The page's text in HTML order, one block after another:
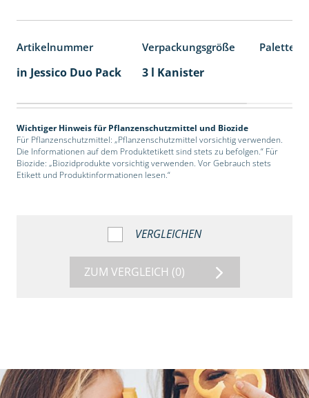
Artikelnummer Verpackungsgröße
in Jessico Duo Pack 3 l Kanister
Wichtiger Hinweis für Pflanzenschutzmittel und Biozide
Für Pflanzenschutzmittel: „Pflanzenschutzmittel vorsichtig verwenden.
Die Informationen auf dem Produktetikett sind stets zu befolgen.“ Für
Biozide: „Biozidprodukte vorsichtig verwenden. Vor Gebrauch stets
Etikett und Produktinformationen lesen.“
VERGLEICHEN
ZUM VERGLEICH (0)